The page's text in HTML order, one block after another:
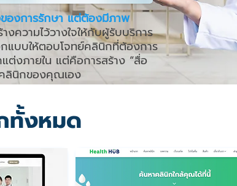
ของการรักษา แต่ต้องมีภาพ
งความไว้วางใจให้กับผู้รับบริการ
กแบบให้ตอบโจทย์คลินิกที่ต้องการ
ต่งภายใน แต่คือการสร้าง “สื่อ
ลินิกของคุณเอง
ทั้งหมด